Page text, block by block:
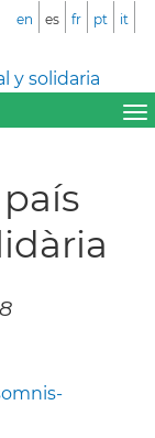
y solidaria
en es fr pt it